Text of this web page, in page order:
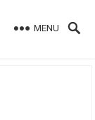
MENU